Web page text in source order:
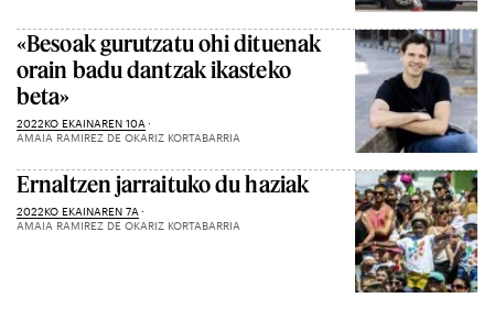
«Besoak gurutzatu ohi dituenak
orain badu dantzak ikasteko
beta»
2022KO EKAINAREN 10A
AMAIA RAMIREZ DE OKARIZ KORTABARRIA
Ernaltzen jarraituko du haziak
2022KO EKAINAREN 7A
AMAIA RAMIREZ DE OKARIZ KORTABARRIA